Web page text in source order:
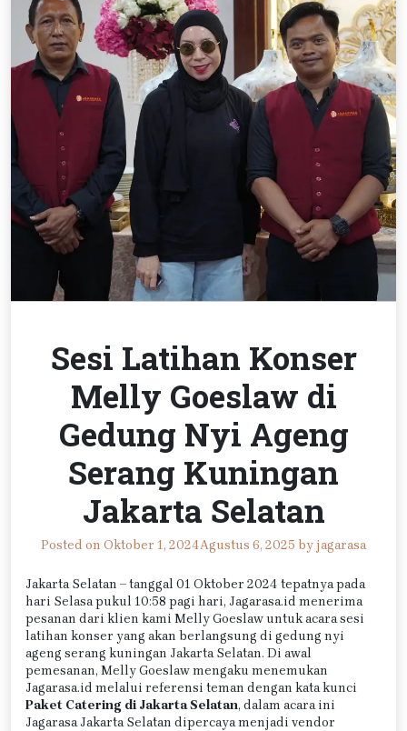
Sesi Latihan Konser
Melly Goeslaw di
Gedung Nyi Ageng
Serang Kuningan
Jakarta Selatan
Posted on Oktober 1, 2024Agustus 6, 2025 by jagarasa
Jakarta Selatan – tanggal 01 Oktober 2024 tepatnya pada
hari Selasa pukul 10:58 pagi hari, Jagarasa.id menerima
pesanan dari klien kami Melly Goeslaw untuk acara sesi
latihan konser yang akan berlangsung di gedung nyi
ageng serang kuningan Jakarta Selatan. Di awal
pemesanan, Melly Goeslaw mengaku menemukan
Jagarasa.id melalui referensi teman dengan kata kunci
Paket Catering di Jakarta Selatan, dalam acara ini
Jagarasa Jakarta Selatan dipercaya menjadi vendor